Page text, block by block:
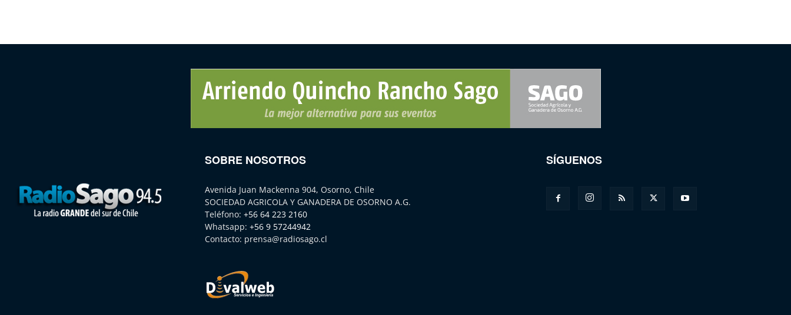
SOBRE NOSOTROS
Avenida Juan Mackenna 904, Osorno, Chile
SOCIEDAD AGRICOLA Y GANADERA DE OSORNO A.G.
Teléfono: +56 64 223 2160
Whatsapp: +56 9 57244942
Contacto: prensa@radiosago.cl
SÍGUENOS